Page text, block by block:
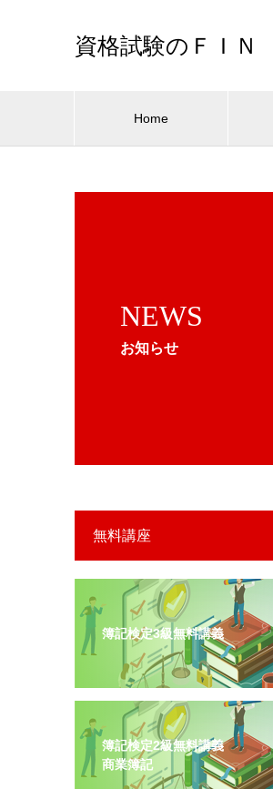
資格試験のＦＩＮ
Home
NEWS
お知らせ
無料講座
簿記検定3級無料講義
簿記検定2級無料講義
商業簿記